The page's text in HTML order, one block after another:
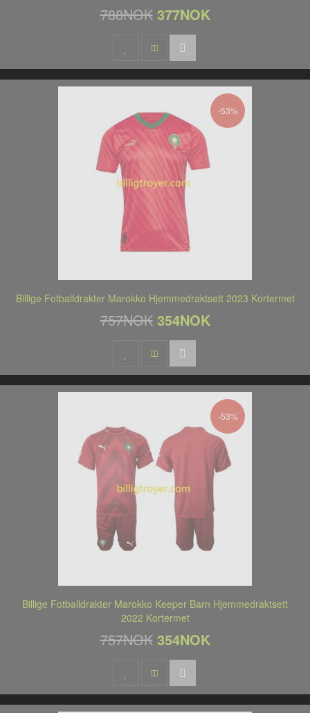
788NOK 377NOK
-53%
Billige Fotballdrakter Marokko Hjemmedraktsett 2023 Kortermet
757NOK 354NOK
-53%
Billige Fotballdrakter Marokko Keeper Barn Hjemmedraktsett
2022 Kortermet
757NOK 354NOK